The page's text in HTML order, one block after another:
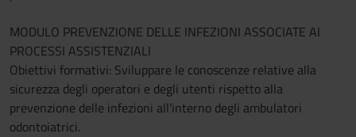
MODULO PREVENZIONE DELLE INFEZIONI ASSOCIATE AI
PROCESSI ASSISTENZIALI
Obiettivi formativi: Sviluppare le conoscenze relative alla
sicurezza degli operatori e degli utenti rispetto alla
prevenzione delle infezioni all’interno degli ambulatori
odontoiatrici.